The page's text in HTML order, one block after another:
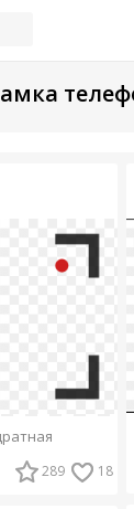
289 18